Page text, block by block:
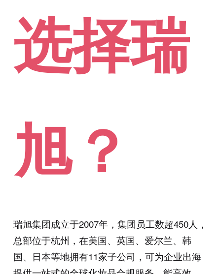
选择瑞
旭？
瑞旭集团成立于2007年，集团员工数超450人，
总部位于杭州，在美国、英国、爱尔兰、韩
国、日本等地拥有11家子公司，可为企业出海